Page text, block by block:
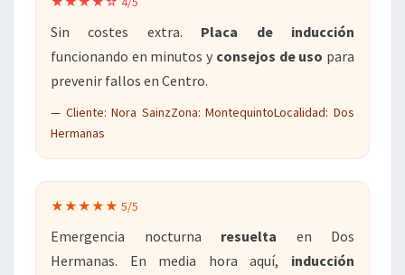
Sin costes extra. Placa de inducción
funcionando en minutos y consejos de uso para
prevenir fallos en Centro.
— Cliente: Nora SainzZona: MontequintoLocalidad: Dos
Hermanas
★★★★★ 5/5
Emergencia nocturna resuelta en Dos
Hermanas. En media hora aquí, inducción